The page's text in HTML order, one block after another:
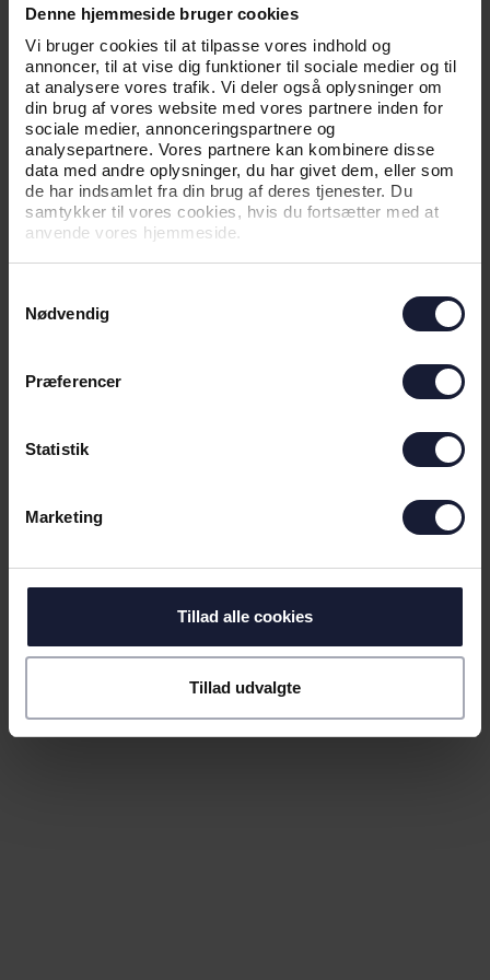
Denne hjemmeside bruger cookies
Vi bruger cookies til at tilpasse vores indhold og
annoncer, til at vise dig funktioner til sociale medier og til
at analysere vores trafik. Vi deler også oplysninger om
din brug af vores website med vores partnere inden for
sociale medier, annonceringspartnere og
analysepartnere. Vores partnere kan kombinere disse
data med andre oplysninger, du har givet dem, eller som
de har indsamlet fra din brug af deres tjenester. Du
samtykker til vores cookies, hvis du fortsætter med at
anvende vores hjemmeside.
Nødvendig
Præferencer
Statistik
Marketing
Tillad alle cookies
Tillad udvalgte
INFORMATION OM SOMMERENS